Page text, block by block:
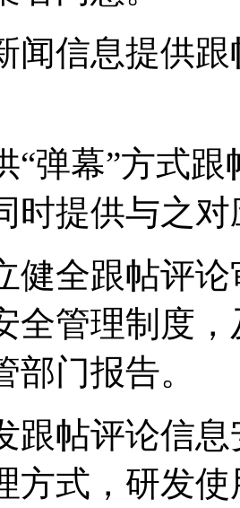
闻信息提供
“弹幕”方式
时提供与之
健全跟帖评
全管理制度
部门报告。
跟帖评论信
方式，研发